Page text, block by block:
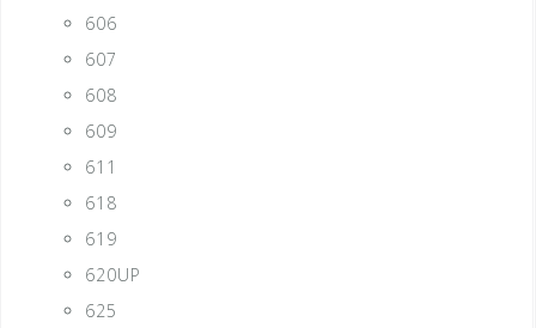
606
607
608
609
611
618
619
620UP
625